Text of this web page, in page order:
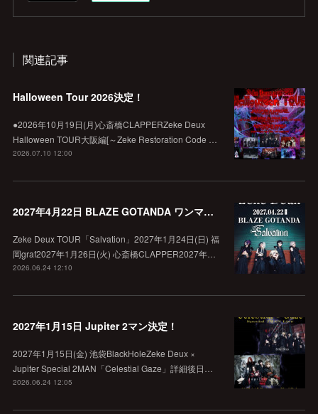
関連記事
Halloween Tour 2026決定！
●2026年10月19日(月)心斎橋CLAPPERZeke Deux
Halloween TOUR大阪編[～Zeke Restoration Code …
2026.07.10 12:00
2027年4月22日 BLAZE GOTANDA ワンマン決定！
Zeke Deux TOUR「Salvation」2027年1月24日(日) 福
岡graf2027年1月26日(火) 心斎橋CLAPPER2027年…
2026.06.24 12:10
2027年1月15日 Jupiter 2マン決定！
2027年1月15日(金) 池袋BlackHoleZeke Deux ×
Jupiter Special 2MAN「Celestial Gaze」詳細後日…
2026.06.24 12:05